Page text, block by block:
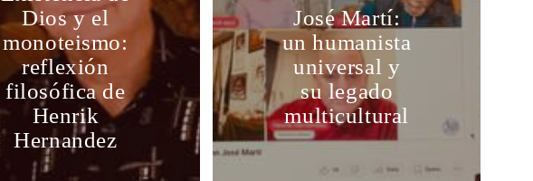
Dios y el
monoteismo:
reflexión
filosófica de
Henrik
Hernandez
José Martí:
un humanista
universal y
su legado
multicultural